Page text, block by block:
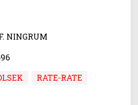
NINGRUM
RATE-RATE